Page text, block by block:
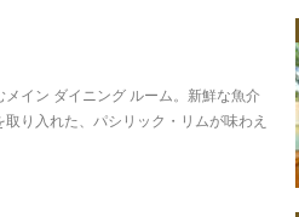
メイン ダイニング ルーム。新鮮な魚介
り入れた、パシリック・リムが味わえ